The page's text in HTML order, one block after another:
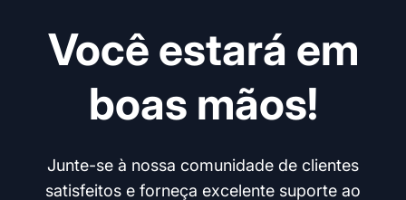
Você estará em
boas mãos!
Junte-se à nossa comunidade de clientes
satisfeitos e forneça excelente suporte ao